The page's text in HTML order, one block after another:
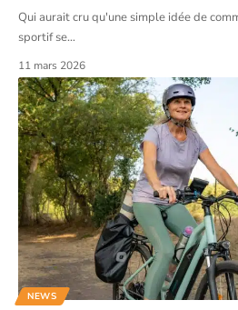
Qui aurait cru qu'une simple idée de
sportif se…
11 mars 2026
NEWS